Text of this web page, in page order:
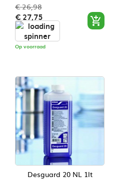
prijs
€ 26,98
€ 27,75
Op voorraad

Desguard 20 NL 1lt